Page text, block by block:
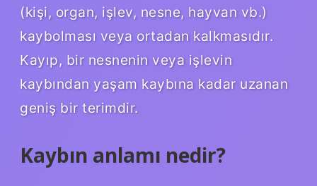
(kişi, organ, işlev, nesne, hayvan vb.)
kaybolması veya ortadan kalkmasıdır.
Kayıp, bir nesnenin veya işlevin
kaybından yaşam kaybına kadar uzanan
geniş bir terimdir.
Kaybın anlamı nedir?